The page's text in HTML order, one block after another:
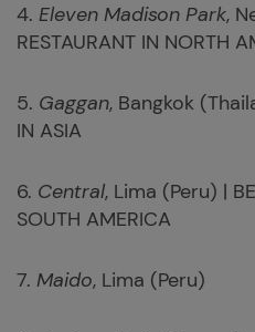
4. Eleven Madison Park,
RESTAURANT IN NORTH
5. Gaggan, Bangkok
IN ASIA
6. Central, Lima (Peru) |
SOUTH AMERICA
7. Maido, Lima (Peru)